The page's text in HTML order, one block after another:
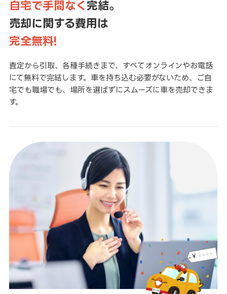
自宅で手間なく 完結。
売却に関する費用は
完全無料!
査定から引取、各種手続きまで、すべてオンラインやお電話
にて無料で完結します。車を持ち込む必要がないため、ご自
宅でも職場でも、場所を選ばずにスムーズに車を売却できま
す。